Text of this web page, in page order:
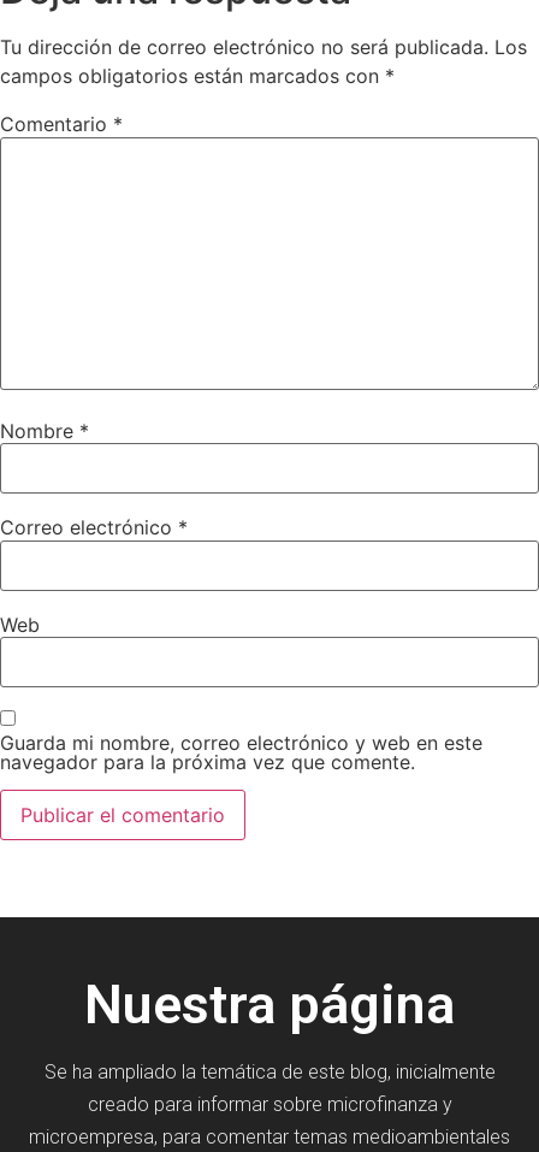
Tu dirección de correo electrónico no será publicada. Los
campos obligatorios están marcados con *
Comentario *
Nombre *
Correo electrónico *
Web
Guarda mi nombre, correo electrónico y web en este
navegador para la próxima vez que comente.
Nuestra página
Se ha ampliado la temática de este blog, inicialmente
creado para informar sobre microfinanza y
microempresa, para comentar temas medioambientales